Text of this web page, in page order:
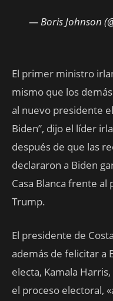
— Boris Johnson
El primer ministro
mismo que los
al nuevo presidente
Biden”, dijo el líder
después de que las
declararon a Biden
Casa Blanca frente
Trump.
El presidente de
además de felicitar a
electa, Kamala
el proceso electoral,